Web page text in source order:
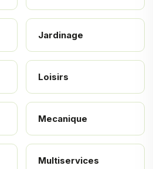
Jardinage
Loisirs
Mecanique
Multiservices